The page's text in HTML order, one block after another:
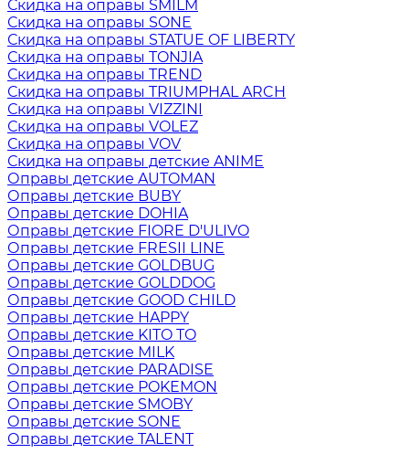
Скидка на оправы SMILM
Скидка на оправы SONE
Скидка на оправы STATUE OF LIBERTY
Скидка на оправы TONJIA
Скидка на оправы TREND
Скидка на оправы TRIUMPHAL ARCH
Скидка на оправы VIZZINI
Скидка на оправы VOLEZ
Скидка на оправы VOV
Скидка на оправы детские ANIME
Оправы детские AUTOMAN
Оправы детские BUBY
Оправы детские DOHIA
Оправы детские FIORE D'ULIVO
Оправы детские FRESII LINE
Оправы детские GOLDBUG
Оправы детские GOLDDOG
Оправы детские GOOD CHILD
Оправы детские HAPPY
Оправы детские KITO TO
Оправы детские MILK
Оправы детские PARADISE
Оправы детские POKEMON
Оправы детские SMOBY
Оправы детские SONE
Оправы детские TALENT